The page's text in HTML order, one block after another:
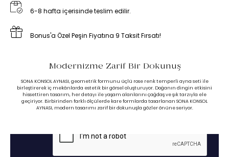
6-8 hafta içerisinde teslim edilir.
Bonus'a Özel Peşin Fiyatına 9 Taksit Fırsatı!
Modernizme Zarif Bir Dokunuş
SONA KONSOL AYNASI, geometrik formunu üçlü rose renk temperli ayna seti ile
birleştirerek iç mekânlarda estetik bir görsel oluşturuyor. Doğanın dingin etkisini
hissettiren tasarım, her detayı ile yaşam alanlarını çağdaş ve şık tarzıyla ele
geçiriyor. Birbirinden farklı ölçülerde kare formlarda tasarlanan SONA KONSOL
AYNASI, modern tasarımı zarif bir dokunuşla gözler önüne seriyor.